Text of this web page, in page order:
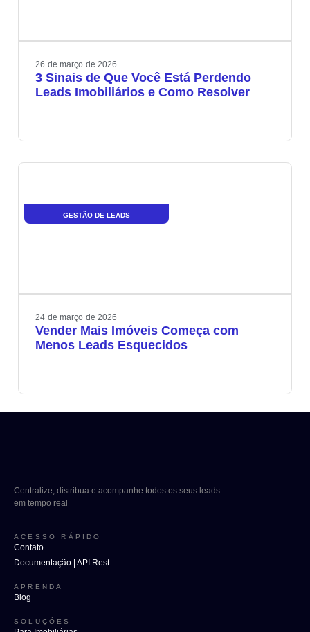
26 de março de 2026
3 Sinais de Que Você Está Perdendo
Leads Imobiliários e Como Resolver
GESTÃO DE LEADS
24 de março de 2026
Vender Mais Imóveis Começa com
Menos Leads Esquecidos
Centralize, distribua e acompanhe todos os seus leads
em tempo real
ACESSO RÁPIDO
Contato
Documentação | API Rest
APRENDA
Blog
SOLUÇÕES